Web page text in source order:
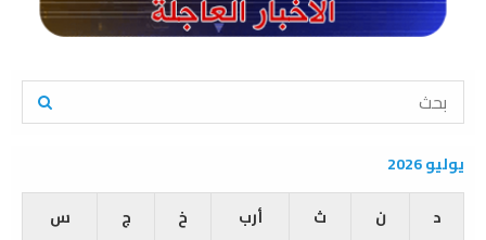
S
r
c
E
A
يوليو 2026
د
ن ث أرب خ ج
س